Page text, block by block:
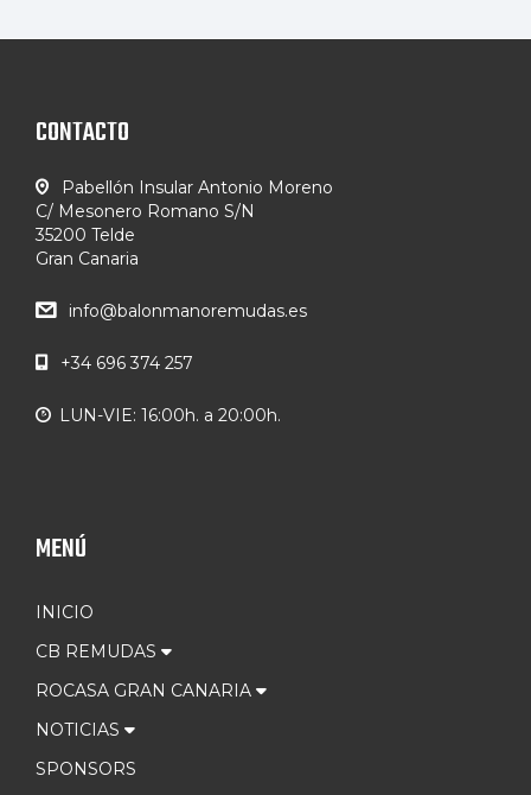
CONTACTO
Pabellón Insular Antonio Moreno
C/ Mesonero Romano S/N
35200 Telde
Gran Canaria
info@balonmanoremudas.es
+34 696 374 257
LUN-VIE: 16:00h. a 20:00h.
MENÚ
INICIO
CB REMUDAS
ROCASA GRAN CANARIA
NOTICIAS
SPONSORS